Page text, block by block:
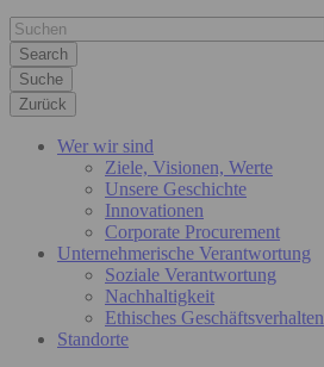
Suche
Zurück
Wer wir sind
Ziele, Visionen, Werte
Unsere Geschichte
Innovationen
Corporate Procurement
Unternehmerische Verantwortung
Soziale Verantwortung
Nachhaltigkeit
Ethisches Geschäftsverhalten
Standorte